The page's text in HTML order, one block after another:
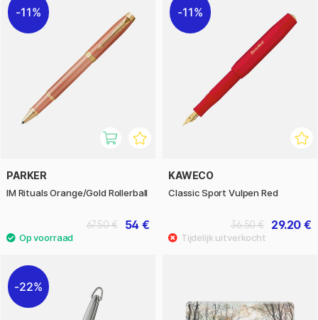
11%
PARKER
IM Rituals Orange/Gold Rollerball
54 €
67.50 €
11%
KAWECO
Classic Sport Vulpen Red
29.20 €
36.50 €
22%